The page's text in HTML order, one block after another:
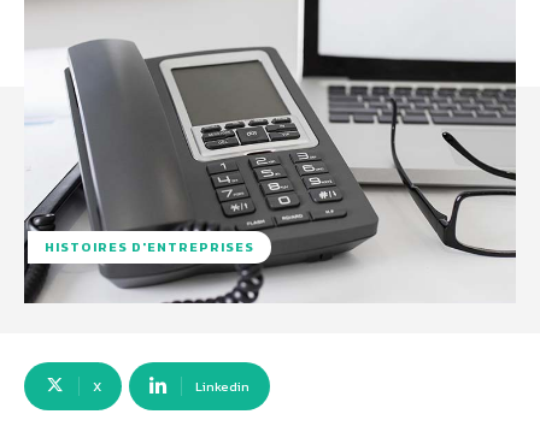
HISTOIRES D'ENTREPRISES
X Linkedin